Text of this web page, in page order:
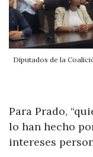
Diputados de la
Para Prado,
lo han hecho
intereses